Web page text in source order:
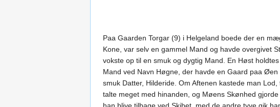
Paa Gaarden Torgar (9) i Helgeland boede der en
Kone, var selv en gammel Mand og havde overgivet
vokste op til en smuk og dygtig Mand. En Høst
Mand ved Navn Høgne, der havde en Gaard paa
smuk Datter, Hilderide. Om Aftenen kastede man
talte meget med hinanden, og Møens Skønhed